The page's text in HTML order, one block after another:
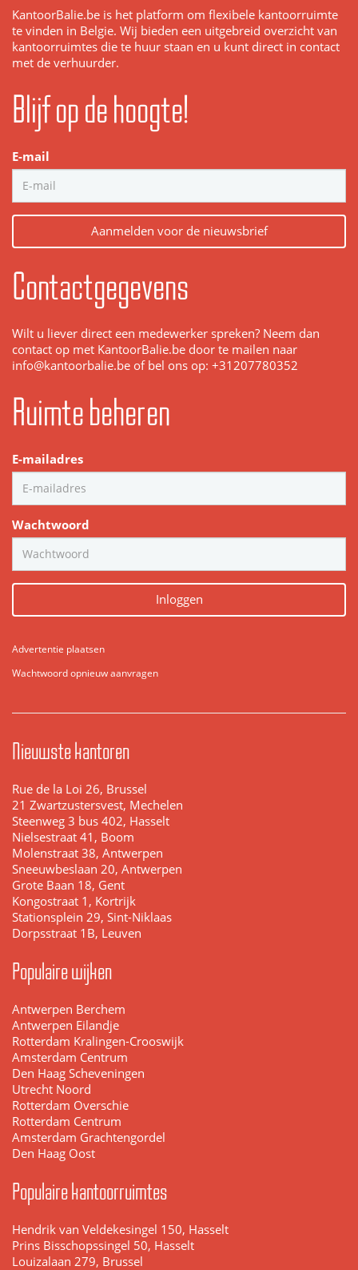
KantoorBalie.be is het platform om flexibele kantoorruimte
te vinden in Belgie. Wij bieden een uitgebreid overzicht van
kantoorruimtes die te huur staan en u kunt direct in contact
met de verhuurder.
Blijf op de hoogte!
E-mail
Aanmelden voor de nieuwsbrief
Contactgegevens
Wilt u liever direct een medewerker spreken? Neem dan
contact op met KantoorBalie.be door te mailen naar
info@kantoorbalie.be of bel ons op: +31207780352
Ruimte beheren
E-mailadres
Wachtwoord
Inloggen
Advertentie plaatsen
Wachtwoord opnieuw aanvragen
Nieuwste kantoren
Rue de la Loi 26, Brussel
21 Zwartzustersvest, Mechelen
Steenweg 3 bus 402, Hasselt
Nielsestraat 41, Boom
Molenstraat 38, Antwerpen
Sneeuwbeslaan 20, Antwerpen
Grote Baan 18, Gent
Kongostraat 1, Kortrijk
Stationsplein 29, Sint-Niklaas
Dorpsstraat 1B, Leuven
Populaire wijken
Antwerpen Berchem
Antwerpen Eilandje
Rotterdam Kralingen-Crooswijk
Amsterdam Centrum
Den Haag Scheveningen
Utrecht Noord
Rotterdam Overschie
Rotterdam Centrum
Amsterdam Grachtengordel
Den Haag Oost
Populaire kantoorruimtes
Hendrik van Veldekesingel 150, Hasselt
Prins Bisschopssingel 50, Hasselt
Louizalaan 279, Brussel